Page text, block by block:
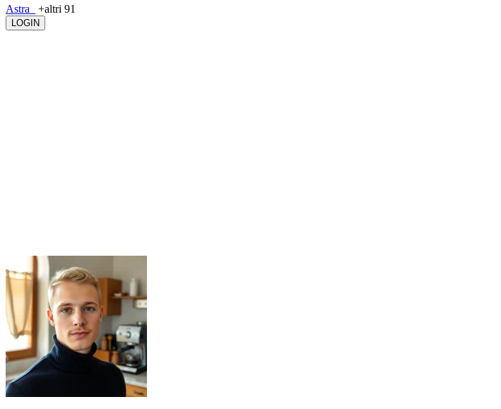
Astra_ +altri 91
LOGIN